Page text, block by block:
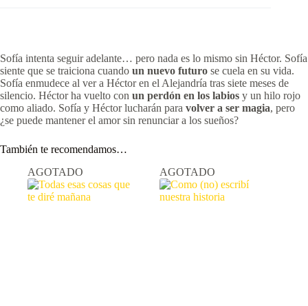
Sofía intenta seguir adelante… pero nada es lo mismo sin Héctor. Sofía
siente que se traiciona cuando un nuevo futuro se cuela en su vida.
Sofía enmudece al ver a Héctor en el Alejandría tras siete meses de
silencio. Héctor ha vuelto con un perdón en los labios y un hilo rojo
como aliado. Sofía y Héctor lucharán para volver a ser magia, pero
¿se puede mantener el amor sin renunciar a los sueños?
También te recomendamos…
AGOTADO
AGOTADO